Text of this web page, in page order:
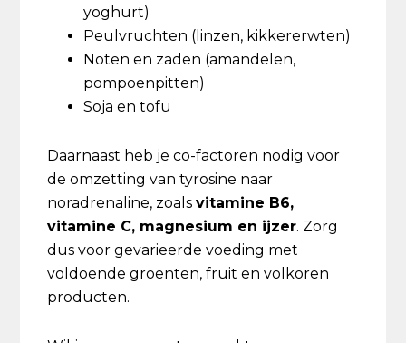
yoghurt)
Peulvruchten (linzen, kikkererwten)
Noten en zaden (amandelen,
pompoenpitten)
Soja en tofu
Daarnaast heb je co-factoren nodig voor
de omzetting van tyrosine naar
noradrenaline, zoalsvitamine B6,
vitamine C, magnesium en ijzer. Zorg
dus voor gevarieerde voeding met
voldoende groenten, fruit en volkoren
producten.